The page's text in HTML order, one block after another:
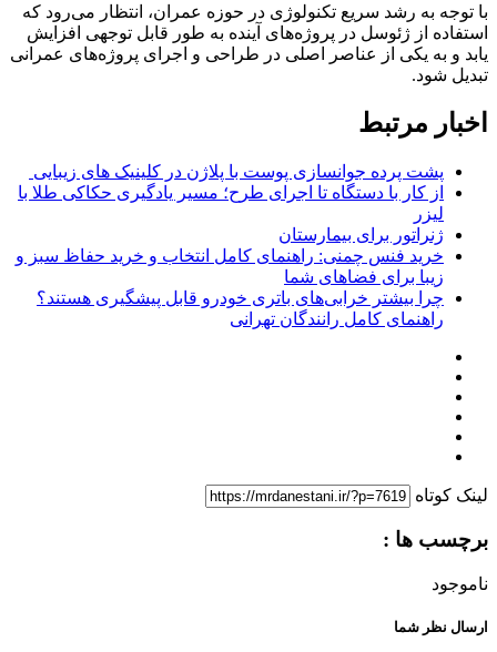
با توجه به رشد سریع تکنولوژی در حوزه عمران، انتظار می‌رود که
استفاده از ژئوسل در پروژه‌های آینده به طور قابل توجهی افزایش
یابد و به یکی از عناصر اصلی در طراحی و اجرای پروژه‌های عمرانی
تبدیل شود.
اخبار مرتبط
پشت پرده جوانسازی پوست با پلاژن در کلینیک های زیبایی
از کار با دستگاه تا اجرای طرح؛ مسیر یادگیری حکاکی طلا با
لیزر
ژنراتور برای بیمارستان
خرید فنس چمنی: راهنمای کامل انتخاب و خرید حفاظ سبز و
زیبا برای فضاهای شما
چرا بیشتر خرابی‌های باتری خودرو قابل پیشگیری هستند؟
راهنمای کامل رانندگان تهرانی
لینک کوتاه
برچسب ها :
ناموجود
ارسال نظر شما